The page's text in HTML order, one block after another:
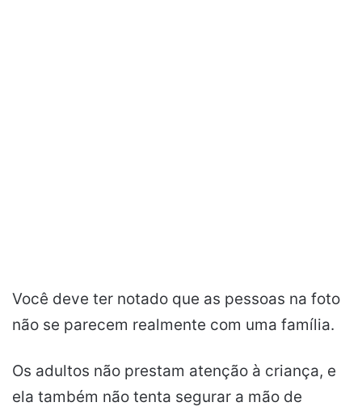
Você deve ter notado que as pessoas na foto
não se parecem realmente com uma família.
Os adultos não prestam atenção à criança, e
ela também não tenta segurar a mão de